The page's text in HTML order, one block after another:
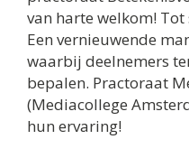
van harte welkom! Tot
Een vernieuwende
waarbij deelnemers
bepalen. Practoraat
(Mediacollege
hun ervaring!